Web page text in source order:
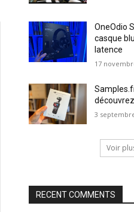
OneOdio
casque
latence
17
3
Voir
RECENT COMMENTS